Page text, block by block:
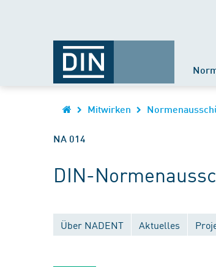
Mitwirken
NA 014
DIN-
Über NADENT Aktuelles